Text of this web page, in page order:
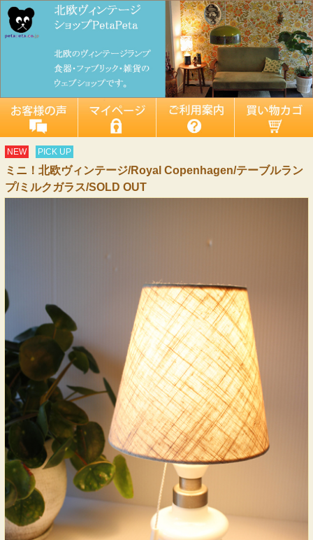
NEW PICK UP
ミニ！北欧ヴィンテージ/Royal Copenhagen/テーブルラン
プ/ミルクガラス/SOLD OUT